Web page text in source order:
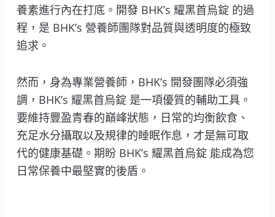
養素進行內在打底。開發 BHK’s 耀黑首烏錠 的過
程，是 BHK’s 營養師團隊對品質與透明度的極致
追求。
然而，身為專業營養師，BHK’s 開發團隊必須強
調，BHK’s 耀黑首烏錠 是一項優質的輔助工具。
要維持豐盈青春的巔峰狀態，日常的均衡飲食、
充足水分攝取以及規律的睡眠作息，才是無可取
代的健康基礎。期盼 BHK’s 耀黑首烏錠 能成為您
日常保養中最堅實的後盾。